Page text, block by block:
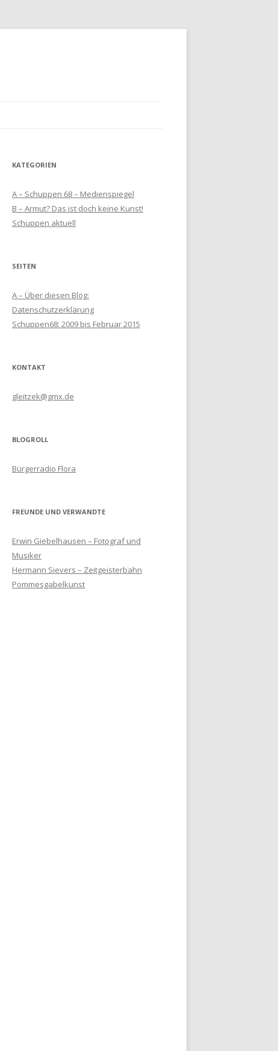
KATEGORIEN
A – Schuppen 68 – Medienspiegel
B – Armut? Das ist doch keine Kunst!
Schuppen aktuell
SEITEN
A – Über diesen Blog:
Datenschutzerklärung
Schuppen68: 2009 bis Februar 2015
KONTAKT
gleitzek@gmx.de
BLOGROLL
Bürgerradio Flora
FREUNDE UND VERWANDTE
Erwin Giebelhausen – Fotograf und
Musiker
Hermann Sievers – Zeitgeisterbahn
Pommesgabelkunst